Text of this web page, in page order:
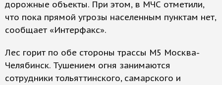
дорожные объекты. При этом, в МЧС отметили,
что пока прямой угрозы населенным пунктам нет,
сообщает «Интерфакс».
Лес горит по обе стороны трассы М5 Москва-
Челябинск. Тушением огня занимаются
сотрудники тольяттинского, самарского и